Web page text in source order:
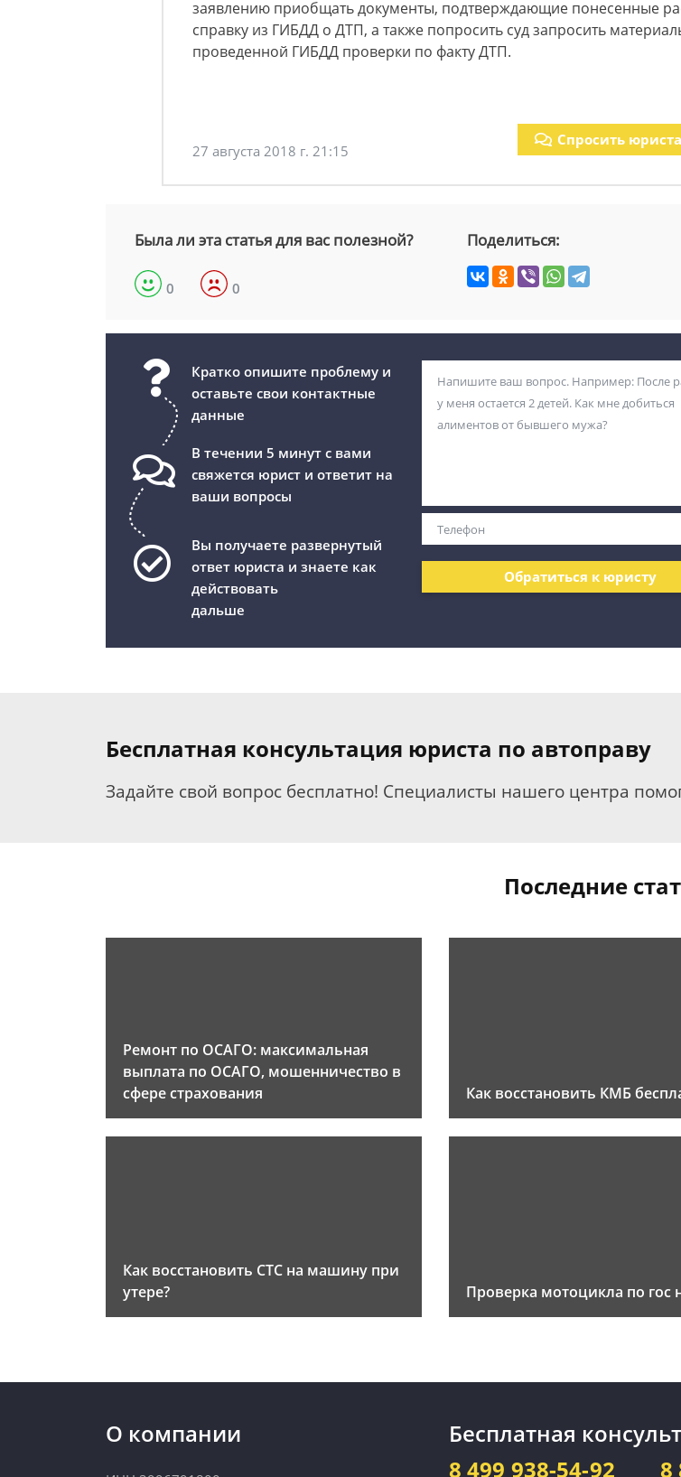
заявлению приобщать документы, подтверждающие понесенные
справку из ГИБДД о ДТП, а также попросить суд запросить
проведенной ГИБДД проверки по факту ДТП.
27 августа 2018 г. 21:15
Спросить юриста
Была ли эта статья для вас полезной?
0 0
Поделиться:
Кратко опишите проблему и
оставьте свои контактные
данные
В течении 5 минут с вами
свяжется юрист и ответит на
ваши вопросы
Вы получаете развернутый
ответ юриста и знаете как
действовать
дальше
Обратиться к юристу
Бесплатная консультация юриста по автоправу
Задайте свой вопрос бесплатно! Специалисты нашего центра
Последние
Ремонт по ОСАГО: максимальная
выплата по ОСАГО, мошенничество в
сфере страхования
Как восстановить КМБ
Как восстановить СТС на машину при
утере?
Проверка мотоцикла по гос
О компании
Бесплатная
8 499 938-54-92
8